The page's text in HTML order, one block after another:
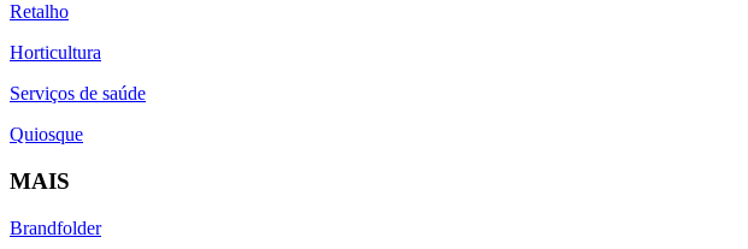
Retalho
Horticultura
Serviços de saúde
Quiosque
MAIS
Brandfolder